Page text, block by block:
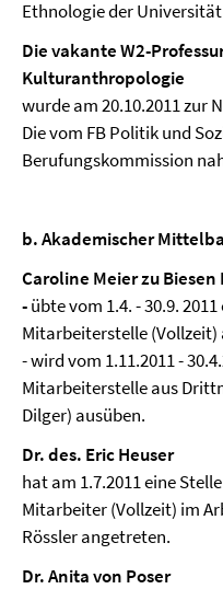
Ethnologie der
Die vakante W2-
Kulturanthropologie
wurde am 20.10.2011 zur
Die vom FB Politik und
Berufungskommission
b. Akademischer
Caroline Meier zu Biesen
-übte vom 1.4. - 30.9.
Mitarbeiterstelle
- wird vom 1.11.2011 -
Mitarbeiterstelle aus
Dilger) ausüben.
Dr. des. Eric Heuser
hat am 1.7.2011 eine
Mitarbeiter (Vollzeit) im
Rössler angetreten.
Dr. Anita von Poser